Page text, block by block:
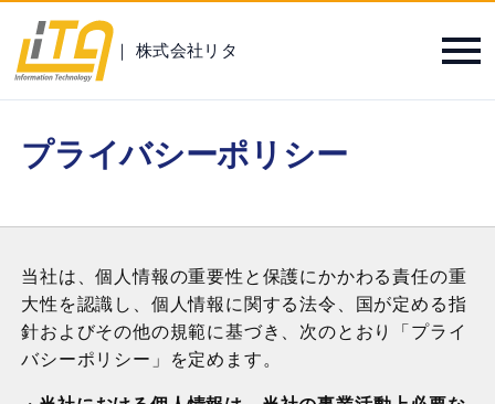
｜ 株式会社リタ
プライバシーポリシー
当社は、個人情報の重要性と保護にかかわる責任の重
大性を認識し、個人情報に関する法令、国が定める指
針およびその他の規範に基づき、次のとおり「プライ
バシーポリシー」を定めます。